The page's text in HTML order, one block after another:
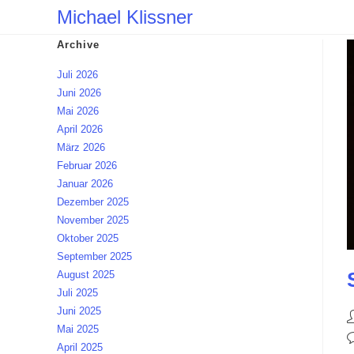
Michael Klissner
Archive
Juli 2026
Juni 2026
Mai 2026
April 2026
März 2026
Februar 2026
Januar 2026
Dezember 2025
November 2025
Oktober 2025
September 2025
August 2025
Juli 2025
Juni 2025
Mai 2025
April 2025